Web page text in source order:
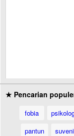
★ Pencarian
fobia
pantun